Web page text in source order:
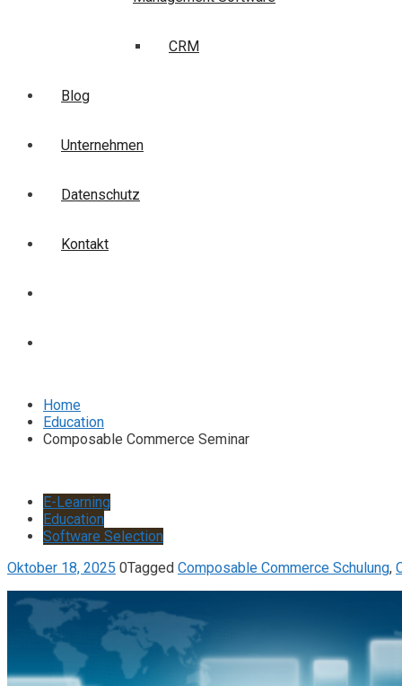
CRM
Blog
Unternehmen
Datenschutz
Kontakt
Home
Education
Composable Commerce Seminar
E-Learning
Education
Software Selection
Oktober 18, 2025 0Tagged Composable Commerce Schulung,